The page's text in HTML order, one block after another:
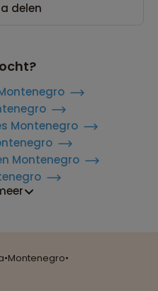
•Montenegro•
delen
Montenegro
Montenegro
mens, cultuur en milieu
vrijheid